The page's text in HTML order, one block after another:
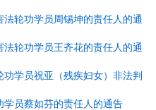
轮功学员周锡坤的责任人的通
轮功学员王齐花的责任人的通
学员祝亚（残疾妇女）非法判
员蔡如芬的责任人的通告